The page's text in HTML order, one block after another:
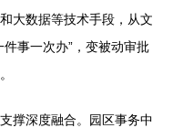
大数据等技术手段，从文
事一次办”，变被动审批
撑深度融合。园区事务中